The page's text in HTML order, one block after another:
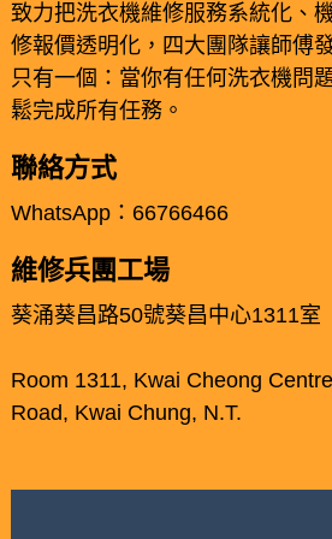
致力把洗衣機維修服務系統化、
修報價透明化，四大團隊讓師傅
只有一個：當你有任何洗衣機問
鬆完成所有任務。
聯絡方式
WhatsApp：66766466
維修兵團工場
葵涌葵昌路50號葵昌中心1311室
Room 1311, Kwai Cheong
Road, Kwai Chung, N.T.